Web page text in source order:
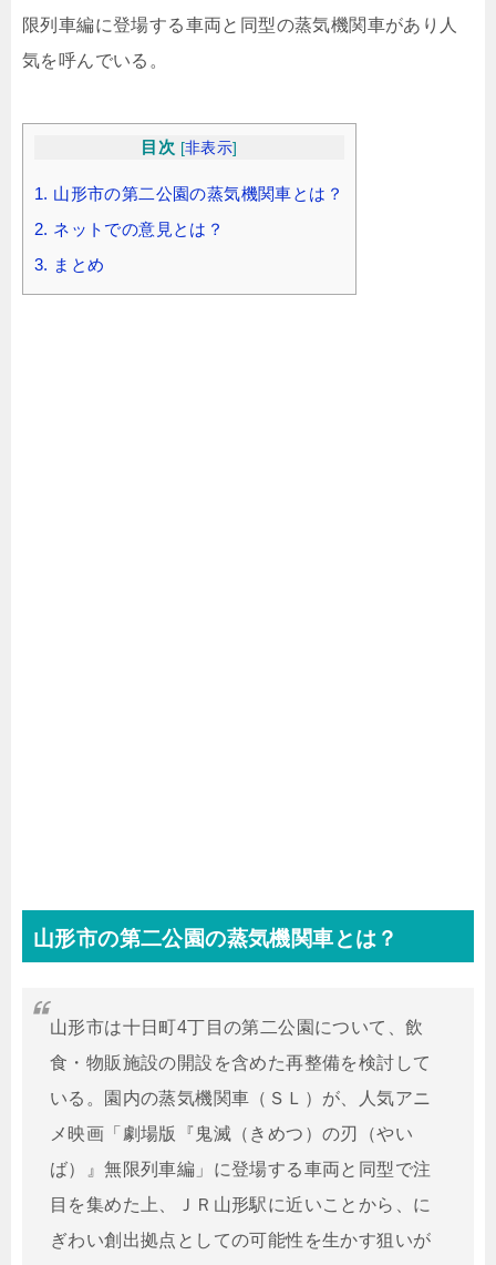
限列車編に登場する車両と同型の蒸気機関車があり人
気を呼んでいる。
目次 [非表示]
1. 山形市の第二公園の蒸気機関車とは？
2. ネットでの意見とは？
3. まとめ
山形市の第二公園の蒸気機関車とは？
山形市は十日町4丁目の第二公園について、飲
食・物販施設の開設を含めた再整備を検討して
いる。園内の蒸気機関車（ＳＬ）が、人気アニ
メ映画「劇場版『鬼滅（きめつ）の刃（やい
ば）』無限列車編」に登場する車両と同型で注
目を集めた上、ＪＲ山形駅に近いことから、に
ぎわい創出拠点としての可能性を生かす狙いが